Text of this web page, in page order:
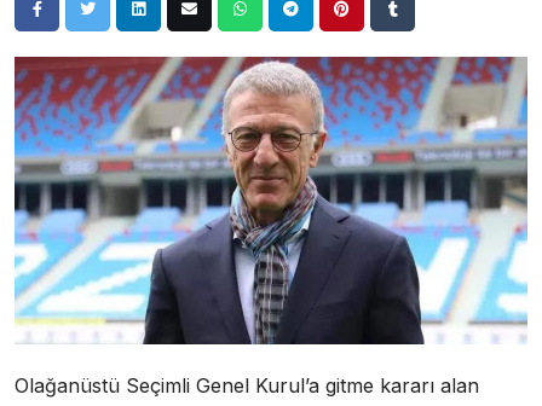
Olağanüstü Seçimli Genel Kurul’a gitme kararı alan